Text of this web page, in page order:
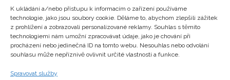
K ukládání a/nebo přístupu k informacím o zařízení používáme
technologie, jako jsou soubory cookie. Děláme to, abychom zlepšili zážitek
z prohlížení a zobrazovali personalizované reklamy. Souhlas s těmito
technologiemi nám umožní zpracovávat údaje, jako je chování při
procházení nebo jedinečná ID na tomto webu. Nesouhlas nebo odvolání
souhlasu může nepříznivě ovlivnit určité vlastnosti a funkce.
Spravovat služby
Zajímavosti